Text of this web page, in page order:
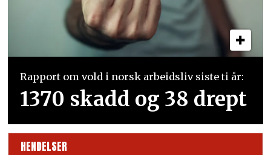
Rapport om vold i norsk arbeidsliv siste ti år:
1370 skadd og 38 drept
HENDELSER